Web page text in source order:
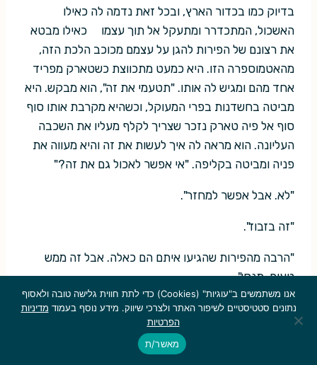
בדיוק כמו בכדור הארץ, ובכל זאת נדמה לה כאילו
האשכול, המתכדרר ומתעקל אל תוך עצמו כאילו מבטא
את רצונם של הפירות להגן על עצמם מכוכב הלכת הזה,
מהאטמוספרה הזו. היא כמעט מתכווצת כשטארק מפריד
אחד מהם ומגיש לה אותו. "תטעמי את זה", הוא מבקש. היא
מביטה בחשדנות בפרי המעוקל, וכשהיא מקרבת אותו סוף
סוף אל פיה טארק נזכר שצריך לקלף מעליו את השכבה
העליונה. הוא מראה לה איך לעשות את זה והיא מעווה את
פניה ומביטה בקליפה. "אי אפשר לאכול גם את זה?"
"לא. אבל אפשר למחזר".
"זה בזבוז".
"הרבה מהפירות שהגיעו איתם הם כאלה. אבל זה ממש
טעים. תנסי".
היא נוגסת במהירות, לפני שתספיק להתחרט. ההבעה על
פניה היא נעה בין פליאה משתוממת לסקרנות מתענגת.
היא מסיימת לאכול ומלקקת את אצבעותיה. "כן. זה טעים.
אנו משתמשים ב"עוגיות" (Cookies) כדי לתת חווית גלישה טובה ולאסוף
נתונים סטטיסטיים לשיפור האתר ולצרכי שיווק. מידע נוסף בעמוד מדיניות
הפרטיות
מאשר/ת